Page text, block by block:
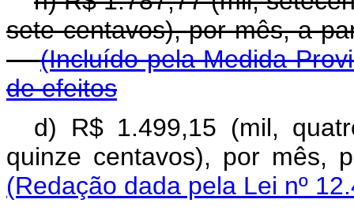
sete centavos), por mês,
(Incluído pela Medida
de efeitos
d) R$ 1.499,15 (mil,
quinze centavos), por
(Redação dada pela Lei nº